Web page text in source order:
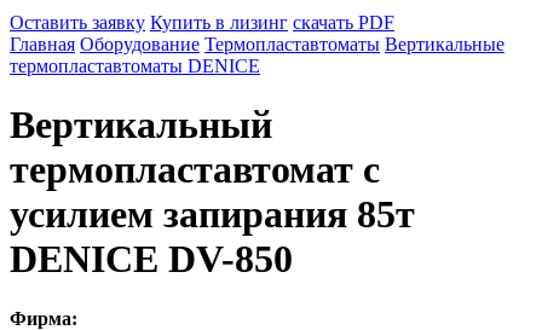
Оставить заявку Купить в лизинг скачать PDF
Главная Оборудование Термопластавтоматы Вертикальные
термопластавтоматы DENICE
Вертикальный
термопластавтомат с
усилием запирания 85т
DENICE DV-850
Фирма: